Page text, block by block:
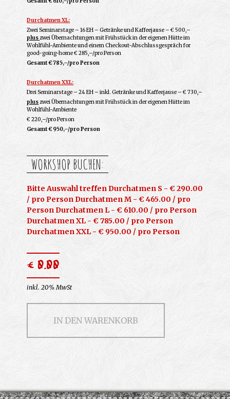
Durchatmen XL:
Zwei Seminarstage – 16 EH – Getränke und Kaffeejause – € 500,–
pluszwei Übernachtungen mit Frühstück in der eigenen Hütte im
Wohlfühl-Ambiente und einem Checkout-Abschlussgespräch for
good-going-home € 285,–/pro Person
Gesamt € 785,–/pro Person
Durchatmen XXL:
Drei Seminarstage – 24 EH – inkl. Getränke und Kaffeejause – € 730,–
pluszwei Übernachtungen mit Frühstück in der eigenen Hütte im
Wohlfühl-Ambiente
€ 220,–/pro Person
Gesamt € 950,–/pro Person
WORKSHOP BUCHEN:
Bitte Auswahl treffen Durchatmen S - € 290.00
/ pro Person Durchatmen M - € 465.00 / pro
Person Durchatmen L - € 610.00 / pro Person
Durchatmen XL - € 785.00 / pro Person
Durchatmen XXL - € 950.00 / pro Person
€ 0.00
inkl. 20% MwSt
IN DEN WARENKORB